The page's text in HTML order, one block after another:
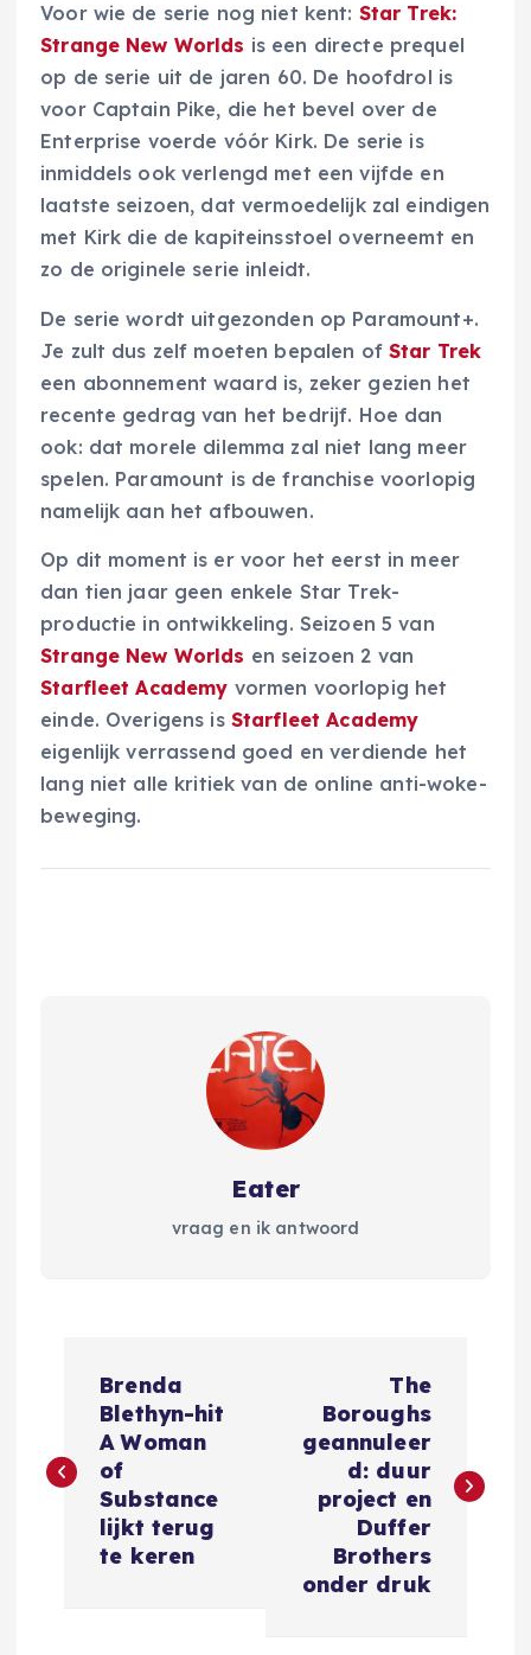
Voor wie de serie nog niet kent: Star Trek:
Strange New Worlds is een directe prequel
op de serie uit de jaren 60. De hoofdrol is
voor Captain Pike, die het bevel over de
Enterprise voerde vóór Kirk. De serie is
inmiddels ook verlengd met een vijfde en
laatste seizoen, dat vermoedelijk zal eindigen
met Kirk die de kapiteinsstoel overneemt en
zo de originele serie inleidt.
De serie wordt uitgezonden op Paramount+.
Je zult dus zelf moeten bepalen ofStar Trek
een abonnement waard is, zeker gezien het
recente gedrag van het bedrijf. Hoe dan
ook: dat morele dilemma zal niet lang meer
spelen. Paramount is de franchise voorlopig
namelijk aan het afbouwen.
Op dit moment is er voor het eerst in meer
dan tien jaar geen enkele Star Trek-
productie in ontwikkeling. Seizoen 5 van
Strange New Worlds en seizoen 2 van
Starfleet Academy vormen voorlopig het
einde. Overigens is Starfleet Academy
eigenlijk verrassend goed en verdiende het
lang niet alle kritiek van de online anti-woke-
beweging.
Eater
vraag en ik antwoord
r
Brenda
Blethyn-hit
A Woman
of
Substance
lijkt terug
te keren
The
Boroughs
geannuleer
d: duur
project en
Duffer
Brothers
onder druk